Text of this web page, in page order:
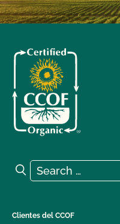
Search for:
Search
Clientes del CCOF